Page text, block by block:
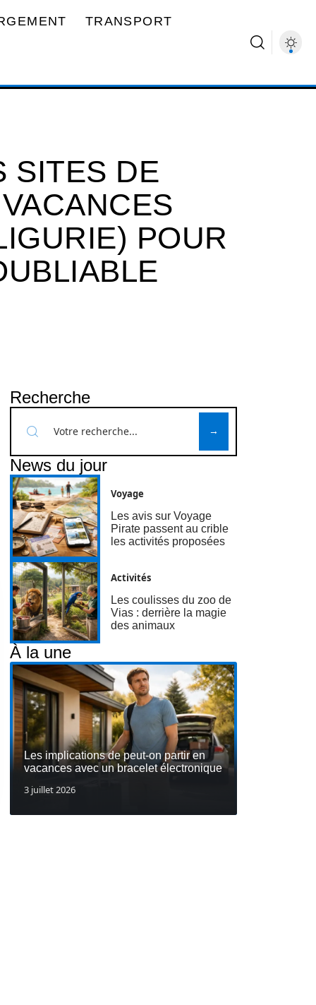
TRANSPORT
SITES DE
POUR
Recherche
News du jour
Voyage
Les avis sur Voyage
Pirate passent au crible
les activités proposées
Activités
Les coulisses du zoo de
Vias : derrière la magie
des animaux
À la une
Les implications de peut-on partir en
vacances avec un bracelet électronique
3 juillet 2026